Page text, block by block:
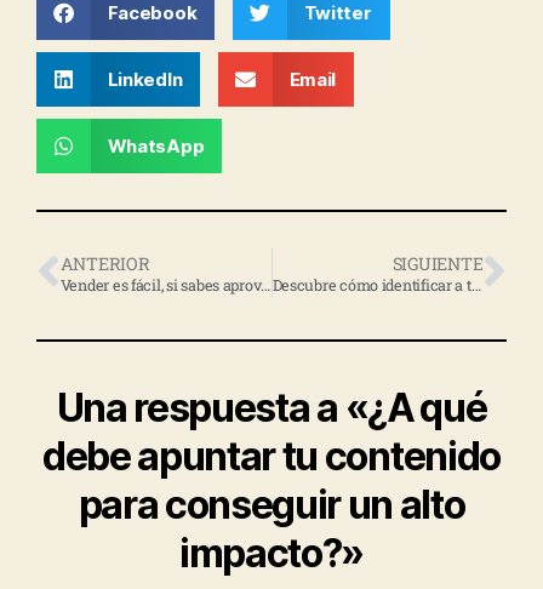
Facebook Twitter
LinkedIn Email
WhatsApp
ANTERIOR
Vender es fácil, si sabes aprovechar el poder de tus contenidos
SIGUIENTE
Descubre cómo identificar a tu cliente potencial según el tipo de audiencia
Una respuesta a «¿A qué
debe apuntar tu contenido
para conseguir un alto
impacto?»